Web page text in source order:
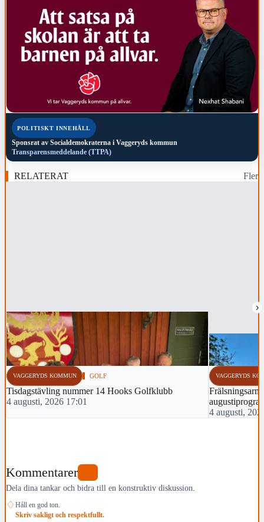
POLITISKT INNEHÅLL
Sponsrat av Socialdemokraterna i Vaggeryds kommun
Transparensmeddelande (TTPA)
RELATERAT Fler
›
VAGGERYDS KOMMUN GOLF
Tisdagstävling nummer 14 Hooks Golfklubb
4 augusti, 2026 17:01
VAGGERYDS
4 augusti,
Kommentarer
Dela dina tankar och bidra till en konstruktiv diskussion.
♢ Håll en god ton.
Skriv sakligt och respektfullt.